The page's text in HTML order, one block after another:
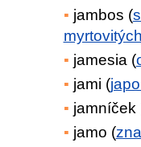
jambos (
myrtovitých
jamesia (
jami (
jamníček
jamo (